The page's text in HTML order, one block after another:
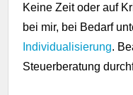
Keine Zeit oder auf
bei mir, bei Bedarf
Individualisierung.
Steuerberatung